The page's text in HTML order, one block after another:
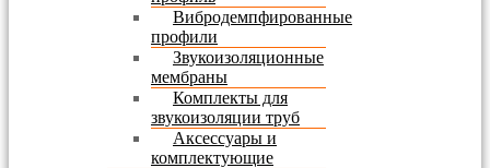
Вибродемпфированные
профили
Звукоизоляционные
мембраны
Комплекты для
звукоизоляции труб
Аксессуары и
комплектующие